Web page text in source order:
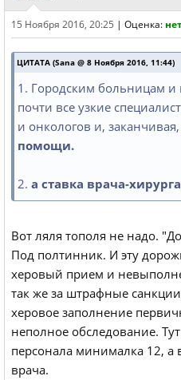
15 Ноября 2016, 20:25 | Оценка:
ЦИТАТА (Sana @ 8 Ноября 2016, 11:44)
1. Городским больницам и
почти все узкие
и онкологов и, заканчивая,
помощи.
2. а ставка врача-
Вот ляля тополя не надо.
Под полтинник. И эту
херовый прием и
так же за штрафные
херовое заполнение
неполное обследование.
персонала минималка 12, а
врача.